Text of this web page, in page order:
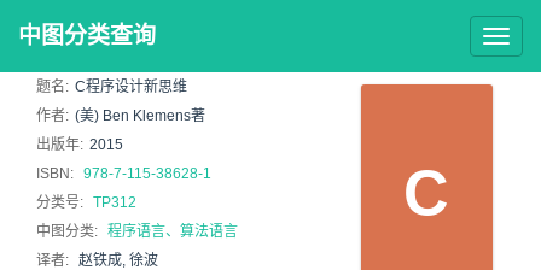
中图分类查询
C
题名: C程序设计新思维
作者: (美) Ben Klemens著
出版年: 2015
ISBN: 978-7-115-38628-1
分类号: TP312
中图分类: 程序语言、算法语言
译者: 赵铁成, 徐波